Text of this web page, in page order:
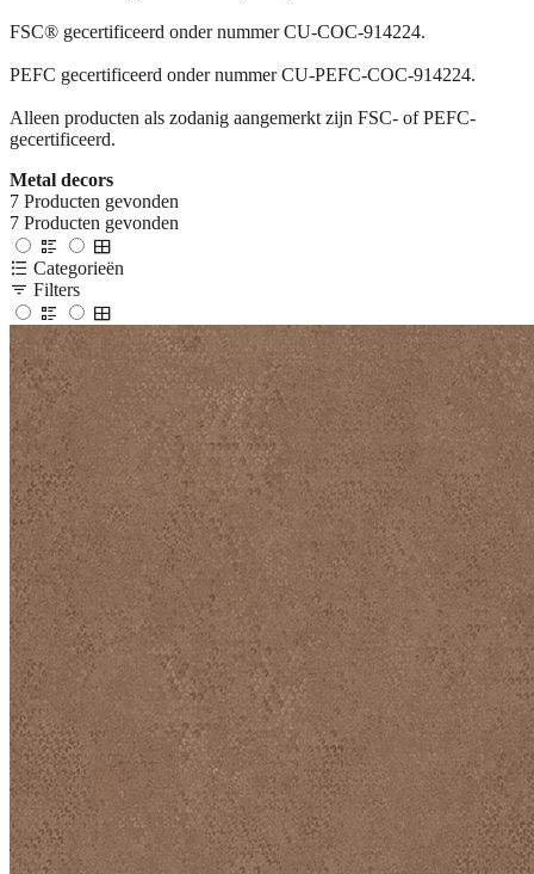
FSC® gecertificeerd onder nummer CU-COC-914224.
PEFC gecertificeerd onder nummer CU-PEFC-COC-914224.
Alleen producten als zodanig aangemerkt zijn FSC- of PEFC-
gecertificeerd.
Metal decors
7 Producten gevonden
7 Producten gevonden
Categorieën
Filters